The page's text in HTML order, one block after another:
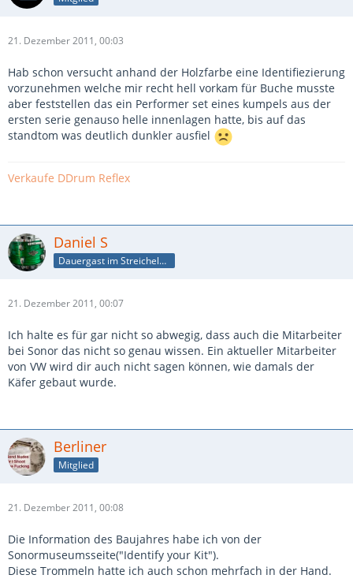
21. Dezember 2011, 00:03
Hab schon versucht anhand der Holzfarbe eine Identifiezierung
vorzunehmen welche mir recht hell vorkam für Buche musste
aber feststellen das ein Performer set eines kumpels aus der
ersten serie genauso helle innenlagen hatte, bis auf das
standtom was deutlich dunkler ausfiel
Verkaufe DDrum Reflex
Daniel S
Dauergast im Streichelzoo
21. Dezember 2011, 00:07
Ich halte es für gar nicht so abwegig, dass auch die Mitarbeiter
bei Sonor das nicht so genau wissen. Ein aktueller Mitarbeiter
von VW wird dir auch nicht sagen können, wie damals der
Käfer gebaut wurde.
Berliner
Mitglied
21. Dezember 2011, 00:08
Die Information des Baujahres habe ich von der
Sonormuseumsseite("Identify your Kit").
Diese Trommeln hatte ich auch schon mehrfach in der Hand.